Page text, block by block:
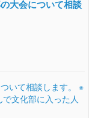
大会について相談
いて相談します。 ※
文化部に入った人